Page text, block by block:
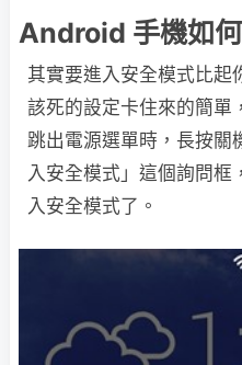
Android 手機如
其實要進入安全模式比起
該死的設定卡住來的簡單
跳出電源選單時，長按關
入安全模式」這個詢問框
入安全模式了。